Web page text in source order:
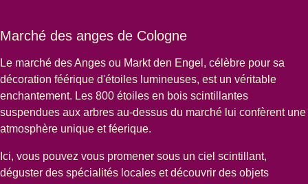
Marché des anges de Cologne
Le marché des Anges ou Markt den Engel , célèbre pour sa
décoration féérique d'étoiles lumineuses, est un véritable
enchantement. Les 800 étoiles en bois scintillantes
suspendues aux arbres au-dessus du marché lui confèrent une
atmosphère unique et féerique.
Ici, vous pouvez vous promener sous un ciel scintillant,
déguster des spécialités locales et découvrir des objets